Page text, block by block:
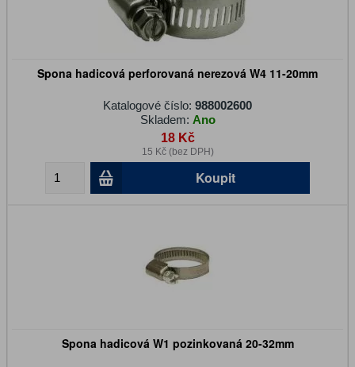
Spona hadicová perforovaná nerezová W4 11-20mm
Katalogové číslo: 988002600
Skladem: Ano
18 Kč
15 Kč (bez DPH)
Koupit
Spona hadicová W1 pozinkovaná 20-32mm